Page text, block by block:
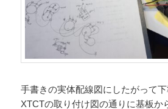
手書きの実体配線図にしたがって下
XTCTの取り付け図の通りに基板か